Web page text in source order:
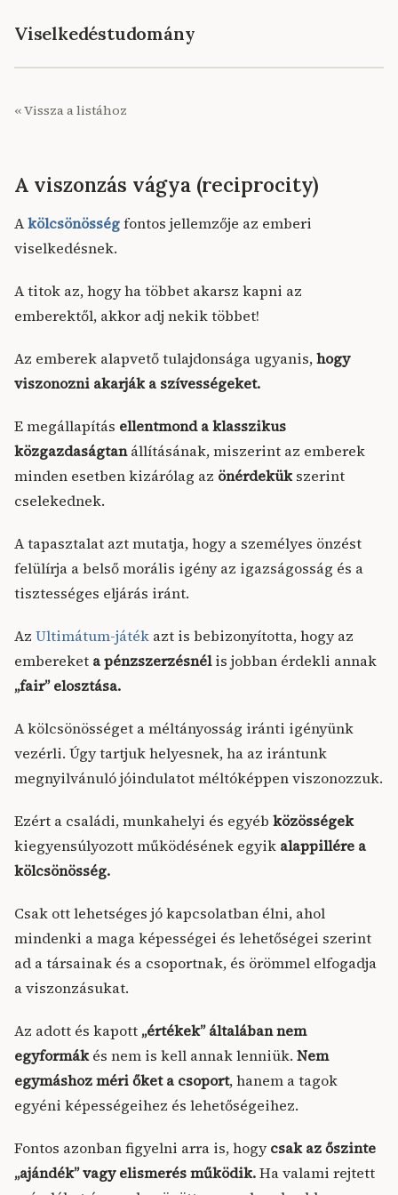
Viselkedéstudomány
« Vissza a listához
A viszonzás vágya (reciprocity)
Akölcsönösségfontos jellemzője az emberi
viselkedésnek.
A titok az, hogy ha többet akarsz kapni az
emberektől, akkor adj nekik többet!
Az emberek alapvető tulajdonsága ugyanis,hogy
viszonozni akarják a szívességeket.
E megállapítás ellentmond a klasszikus
közgazdaságtanállításának, miszerint az emberek
minden esetben kizárólag az önérdekükszerint
cselekednek.
A tapasztalat azt mutatja, hogy a személyes önzést
felülírja a belső morális igény az igazságosság és a
tisztességes eljárás iránt.
Az Ultimátum-játék azt is bebizonyította, hogy az
embereket a pénzszerzésnélis jobban érdekli annak
„fair” elosztása.
A kölcsönösséget a méltányosság iránti igényünk
vezérli. Úgy tartjuk helyesnek, ha az irántunk
megnyilvánuló jóindulatot méltóképpen viszonozzuk.
Ezért a családi, munkahelyi és egyéb közösségek
kiegyensúlyozott működésének egyik alappillére a
kölcsönösség.
Csak ott lehetséges jó kapcsolatban élni, ahol
mindenki a maga képességei és lehetőségei szerint
ad a társainak és a csoportnak, és örömmel elfogadja
a viszonzásukat.
Az adott és kapott „értékek” általában nem
egyformákés nem is kell annak lenniük. Nem
egymáshoz méri őket a csoport, hanem a tagok
egyéni képességeihez és lehetőségeihez.
Fontos azonban figyelni arra is, hogycsak az őszinte
„ajándék” vagy elismerés működik.Ha valami rejtett